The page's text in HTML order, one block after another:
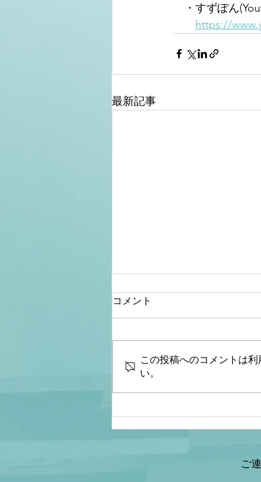
・すずぽん
https://
最新記事
【桜内文城】財政金融研究
ョック&減税ショックと
給付金の違いは？』ゲス
コメント
この投稿へのコメントは
い。
ご